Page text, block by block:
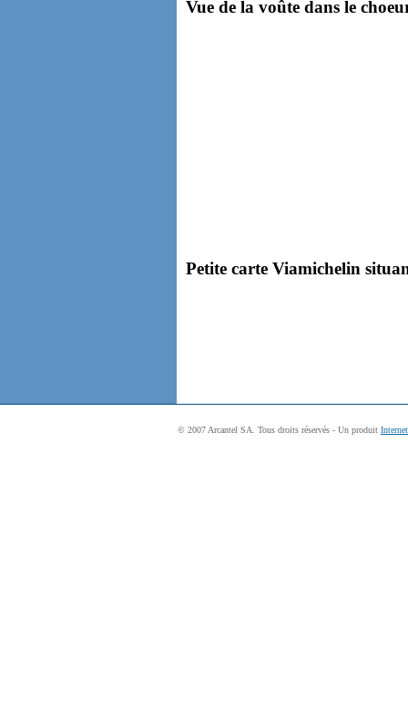
Vue de la voûte dans le
Petite carte Viamichelin
© 2007 Arcantel SA. Tous droits réservés - Un produit